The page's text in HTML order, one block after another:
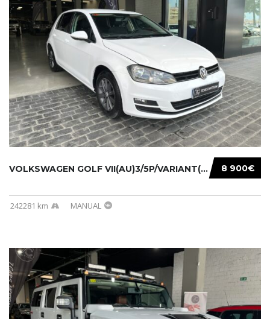
8 900€
VOLKSWAGEN GOLF VII(AU)3/5P/VARIANT(12-16 20...
242281 km MANUAL